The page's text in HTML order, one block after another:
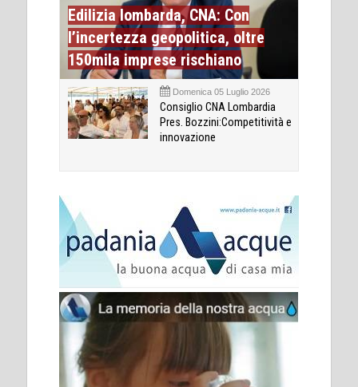
Edilizia lombarda, CNA: Con
l’incertezza geopolitica, oltre
150mila imprese rischiano
Domenica 05 Luglio 2026
Consiglio CNA Lombardia
Pres. Bozzini:Competitività e
innovazione